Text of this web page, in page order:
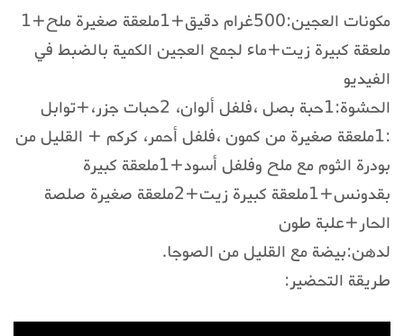
مكونات العجين:500غرام دقيق+1ملعقة صغيرة ملح+1
ملعقة كبيرة زيت+ماء لجمع العجين الكمية بالضبط في
الفيديو
الحشوة:1حبة بصل ،فلفل ألوان، 2حبات جزر،+توابل
:1ملعقة صغيرة من كمون ،فلفل أحمر، كركم + القليل من
بودرة الثوم مع ملح وفلفل أسود+1ملعقة كبيرة
بقدونس+1ملعقة كبيرة زيت+2ملعقة صغيرة صلصة
الحار+علبة طون
لدهن:بيضة مع القليل من الصوجا.
طريقة التحضير: